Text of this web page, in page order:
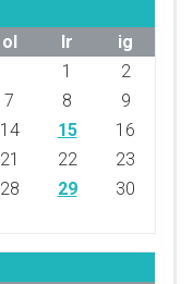
ol lr
ig
1
2
7 8
9
14 15
16
21 22
23
28 29
30